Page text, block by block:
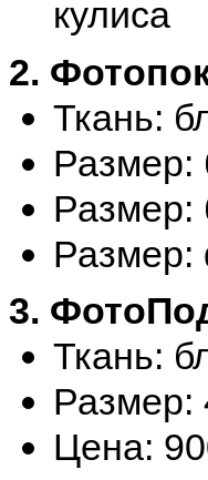
кулиса
2.
Ткань:
Размер:
Размер:
Размер:
3.
Ткань:
Размер:
Цена: